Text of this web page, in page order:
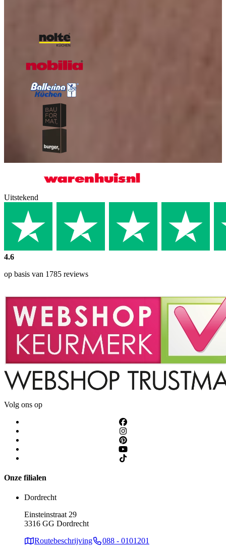
Uitstekend
4.6
op basis van 1785 reviews
Volg ons op
Onze filialen
Dordrecht
Einsteinstraat 29
3316 GG Dordrecht
Routebeschrijving
088 - 0101201